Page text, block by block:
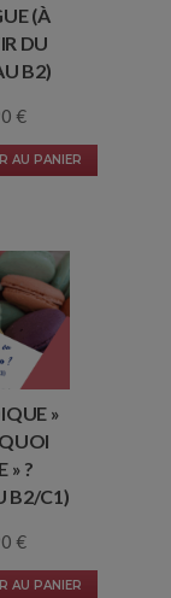
(À
DU
B2)
€
AU PANIER
»
» ?
B2/C1)
€
AU PANIER